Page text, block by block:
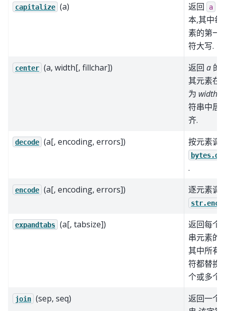
capitalize (a) 返回 a
本,其中每
素的第一
符大写.
center (a, width[, fillchar]) 返回 a 的
其元素在
为 width
符串中居
齐.
decode (a[, encoding, errors]) 按元素调
.
encode (a[, encoding, errors]) 逐元素调
expandtabs (a[, tabsize])
返回每个
串元素的
其中所有
符都替换
个或多个
join (sep, seq)
返回一个